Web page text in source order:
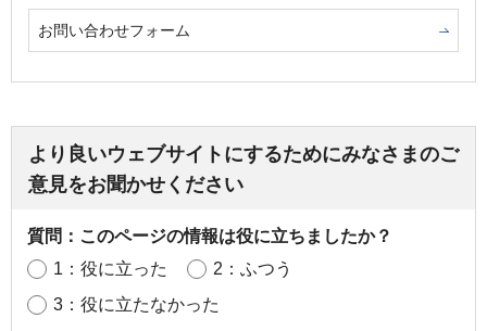
お問い合わせフォーム
より良いウェブサイトにするためにみなさまのご
意見をお聞かせください
質問：このページの情報は役に立ちましたか？
1：役に立った
2：ふつう
3：役に立たなかった